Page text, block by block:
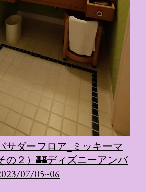
サダーフロア_ミッキーマ
の２）🏰ディズニーアンバ
07/05~06